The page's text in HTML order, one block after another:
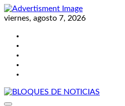
Skip
to
viernes, agosto 7, 2026